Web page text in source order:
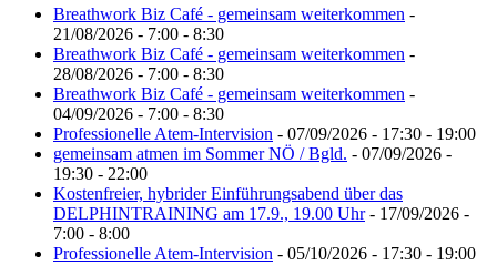
Breathwork Biz Café - gemeinsam weiterkommen -
21/08/2026 - 7:00 - 8:30
Breathwork Biz Café - gemeinsam weiterkommen -
28/08/2026 - 7:00 - 8:30
Breathwork Biz Café - gemeinsam weiterkommen -
04/09/2026 - 7:00 - 8:30
Professionelle Atem-Intervision - 07/09/2026 - 17:30 - 19:00
gemeinsam atmen im Sommer NÖ / Bgld. - 07/09/2026 -
19:30 - 22:00
Kostenfreier, hybrider Einführungsabend über das
DELPHINTRAINING am 17.9., 19.00 Uhr- 17/09/2026 -
7:00 - 8:00
Professionelle Atem-Intervision - 05/10/2026 - 17:30 - 19:00